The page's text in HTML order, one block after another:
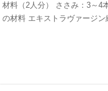
材料（2人分） ささみ：3～4
の材料 エキストラヴァージ